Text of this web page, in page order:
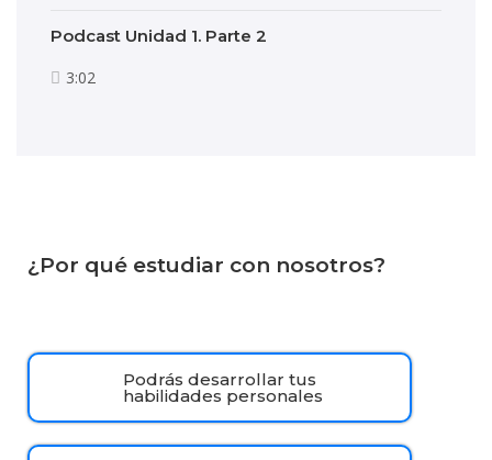
Podcast Unidad 1. Parte 2
3:02
¿Por qué estudiar con nosotros?
Podrás desarrollar tus
habilidades personales